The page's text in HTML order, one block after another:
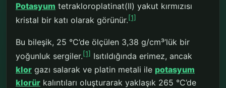
Potasyum tetrakloroplatinat(II) yakut kırmızısı
kristal bir katı olarak görünür.[1]
Bu bileşik, 25 °C’de ölçülen 3,38 g/cm³’lük bir
yoğunluk sergiler.[1] Isıtıldığında erimez, ancak
klor gazı salarak ve platin metali ile potasyum
klorür kalıntıları oluşturarak yaklaşık 265 °C’de